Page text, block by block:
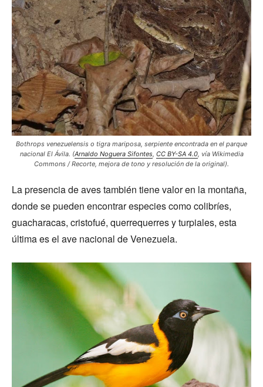
Bothrops venezuelensis o tigra mariposa, serpiente encontrada en el parque
nacional El Ávila. (Arnaldo Noguera Sifontes, CC BY-SA 4.0, vía Wikimedia
Commons / Recorte, mejora de tono y resolución de la original).
La presencia de aves también tiene valor en la montaña,
donde se pueden encontrar especies como colibríes,
guacharacas, cristofué, querrequerres y turpiales, esta
última es el ave nacional de Venezuela.